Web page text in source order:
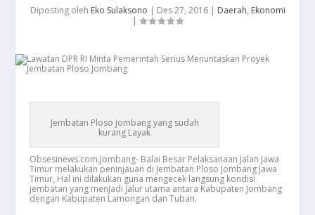
Diposting oleh Eko Sulaksono | Des 27, 2016| Daerah, Ekonomi
|
Jembatan Ploso jombang yang sudah
kurang Layak
Obsesinews.com.Jombang- Balai Besar Pelaksanaan Jalan Jawa
Timur melakukan peninjauan di Jembatan Ploso Jombang Jawa
Timur, Hal ini dilakukan guna mengecek langsung kondisi
jembatan yang menjadi jalur utama antara Kabupaten Jombang
dengan Kabupaten Lamongan dan Tuban.